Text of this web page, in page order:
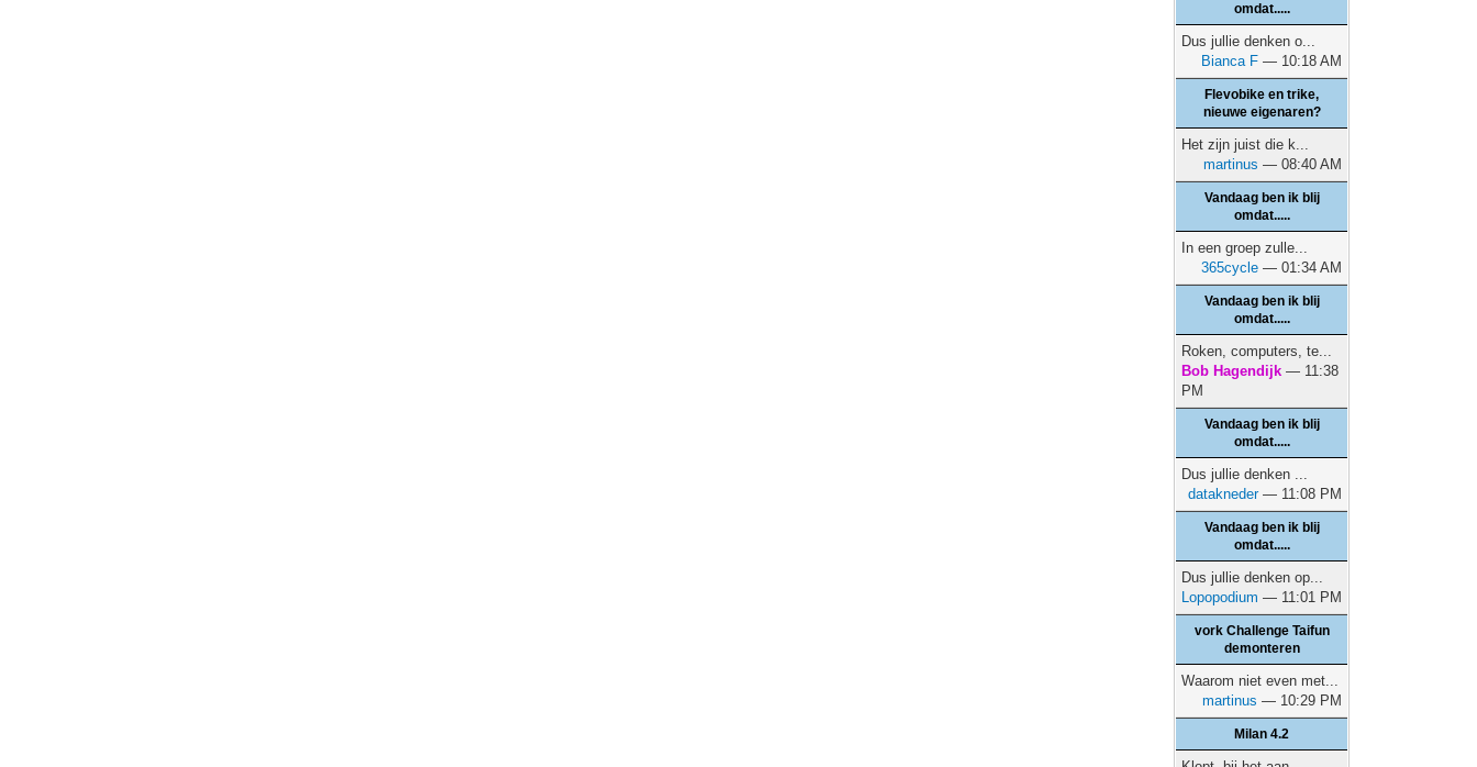
omdat.....
Dus jullie denken o...
Bianca F — 10:18 AM
Flevobike en trike,
nieuwe eigenaren?
Het zijn juist die k...
martinus — 08:40 AM
Vandaag ben ik blij
omdat.....
In een groep zulle...
365cycle — 01:34 AM
Vandaag ben ik blij
omdat.....
Roken, computers, te...
Bob Hagendijk — 11:38
PM
Vandaag ben ik blij
omdat.....
Dus jullie denken ...
datakneder— 11:08 PM
Vandaag ben ik blij
omdat.....
Dus jullie denken op...
Lopopodium — 11:01 PM
vork Challenge Taifun
demonteren
Waarom niet even met...
martinus — 10:29 PM
Milan 4.2